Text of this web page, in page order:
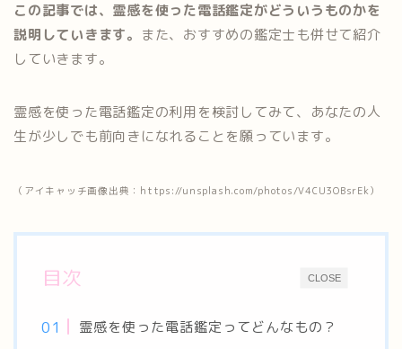
この記事では、霊感を使った電話鑑定がどういうものかを
説明していきます。 また、おすすめの鑑定士も併せて紹介
していきます。
霊感を使った電話鑑定の利用を検討してみて、あなたの人
生が少しでも前向きになれることを願っています。
（アイキャッチ画像出典：https://unsplash.com/photos/V4CU3OBsrEk）
CLOSE
目次
霊感を使った電話鑑定ってどんなもの？